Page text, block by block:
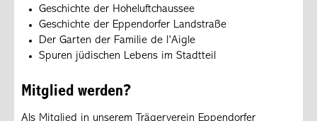
Geschichte der Hoheluftchaussee
Geschichte der Eppendorfer Landstraße
Der Garten der Familie de l’Aigle
Spuren jüdischen Lebens im Stadtteil
Mitglied werden?
Als Mitglied in unserem Trägerverein Eppendorfer